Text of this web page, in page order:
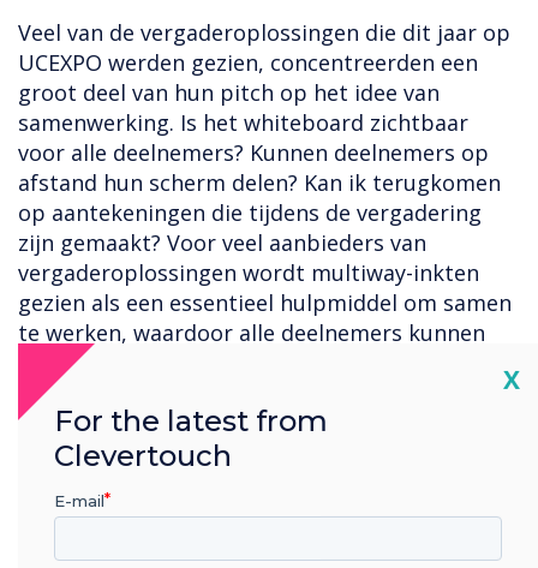
Veel van de vergaderoplossingen die dit jaar op
UCEXPO werden gezien, concentreerden een
groot deel van hun pitch op het idee van
samenwerking. Is het whiteboard zichtbaar
voor alle deelnemers? Kunnen deelnemers op
afstand hun scherm delen? Kan ik terugkomen
op aantekeningen die tijdens de vergadering
zijn gemaakt? Voor veel aanbieders van
vergaderoplossingen wordt multiway-inkten
gezien als een essentieel hulpmiddel om samen
te werken, waardoor alle deelnemers kunnen
worden betrokken bij de besluitvorming in de
vergadering, in plaats van alleen maar toe te
staan als een passieve kijker. Met Stage kan inkt
worden bereikt op een echt
meedoen, zonder toestemming te hoeven
X
For the latest from
Clevertouch
E-mail